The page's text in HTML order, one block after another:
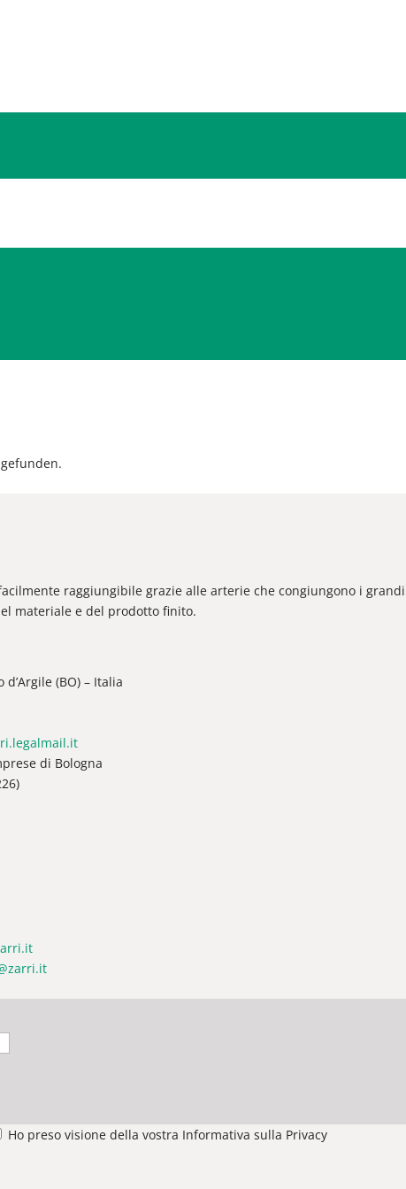
facilmente raggiungibile grazie alle arterie che congiungono i
materiale e del prodotto finito.
(BO) – Italia
di Bologna
Ho preso visione della vostra Informativa sulla Privacy